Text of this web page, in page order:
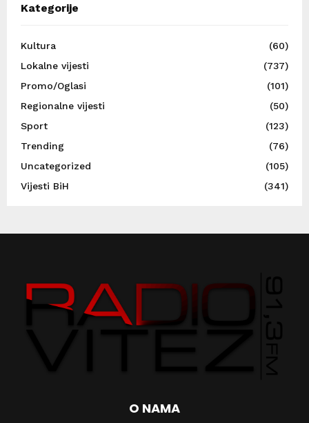
Kategorije
Kultura
(60)
Lokalne vijesti
(737)
Promo/Oglasi
(101)
Regionalne vijesti
(50)
Sport
(123)
Trending
(76)
Uncategorized
(105)
Vijesti BiH
(341)
O NAMA